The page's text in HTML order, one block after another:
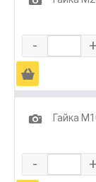
- +
Ä
1
Гайка
- +